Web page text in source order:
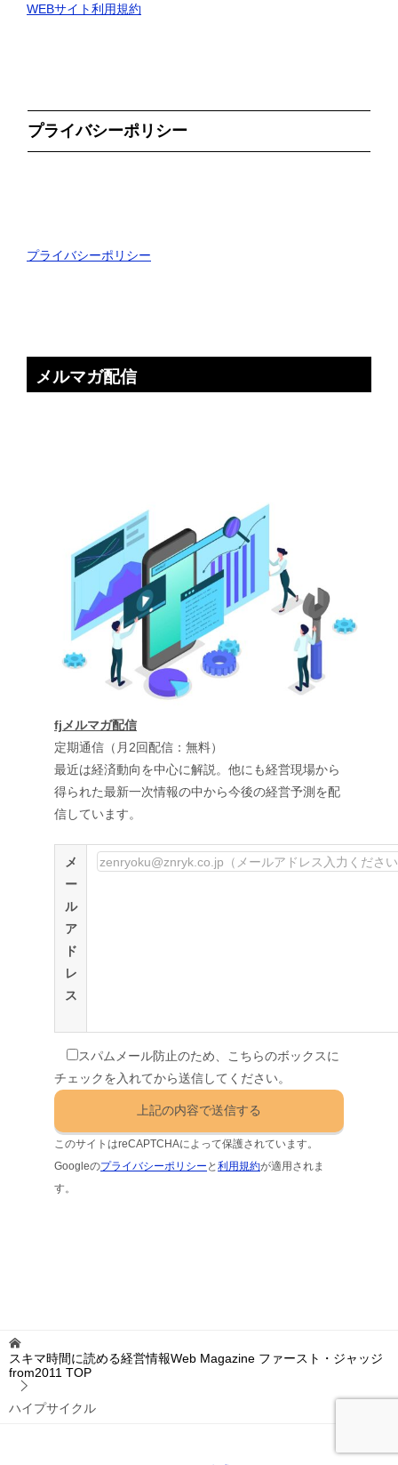
WEBサイト利用規約
プライバシーポリシー
プライバシーポリシー
メルマガ配信
fjメルマガ配信
定期通信（月2回配信：無料）
最近は経済動向を中心に解説。他にも経営現場から
得られた最新一次情報の中から今後の経営予測を配
信しています。
メ
ー
ル
ア
ド
レ
ス
スパムメール防止のため、こちらのボックスに
チェックを入れてから送信してください。
このサイトはreCAPTCHAによって保護されています。
Googleのプライバシーポリシー と利用規約が適用されま
す。
スキマ時間に読める経営情報Web Magazine ファースト・ジャッジ
from2011 TOP
ハイプサイクル